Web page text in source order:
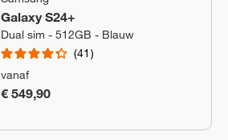
Galaxy S24+
Dual sim - 512GB - Blauw
41
vanaf
€ 549,90